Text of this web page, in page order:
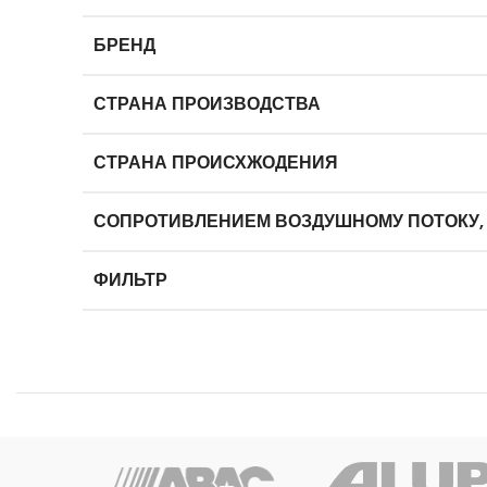
БРЕНД
СТРАНА ПРОИЗВОДСТВА
СТРАНА ПРОИСХЖОДЕНИЯ
СОПРОТИВЛЕНИЕМ ВОЗДУШНОМУ ПОТОКУ,
ФИЛЬТР